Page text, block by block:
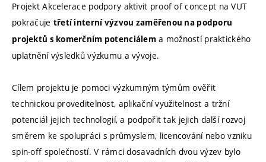
Projekt Akcelerace podpory aktivit proof of concept na VUT
pokračuje třetí interní výzvou zaměřenou na podporu
projektů s komerčním potenciálema možností praktického
uplatnění výsledků výzkumu a vývoje.
Cílem projektu je pomoci výzkumným týmům ověřit
technickou proveditelnost, aplikační využitelnost a tržní
potenciál jejich technologií, a podpořit tak jejich další rozvoj
směrem ke spolupráci s průmyslem, licencování nebo vzniku
spin-off společností. V rámci dosavadních dvou výzev bylo